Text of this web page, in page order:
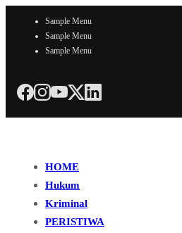
Sample Menu
Sample Menu
Sample Menu
HOME
Hukum
Kriminal
PERISTIWA